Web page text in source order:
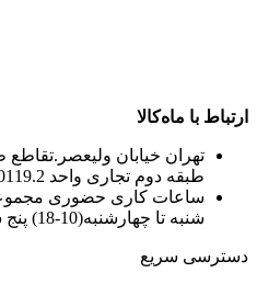
ارتباط با ماه‌کالا
تهران خیابان ولیعصر.تقاطع
طبقه دوم تجاری واحد 10119.2
ساعات کاری حضوری
شنبه تا چهارشنبه(10-18) پنج شنبه(10-14)
دسترسی سریع